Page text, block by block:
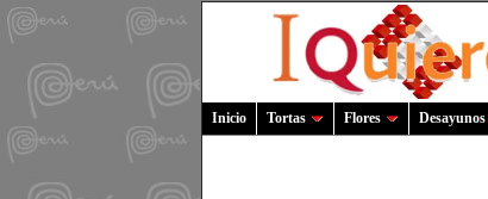
Inicio Tortas Flores Desayunos